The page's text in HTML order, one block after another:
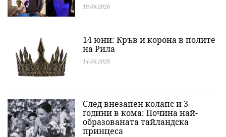
19.06.2026
14 юни: Кръв и корона в полите
на Рила
14.06.2026
След внезапен колапс и 3
години в кома: Почина най-
образованата тайландска
принцеса